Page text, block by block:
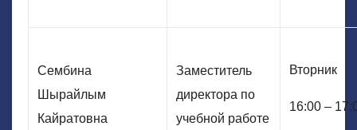
Сембина
Шырайлым
Кайратовна
Заместитель
директора по
учебной работе
Вторник
16:00 –